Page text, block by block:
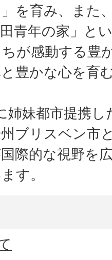
を育み、また
青年の家」と
が感動する豊
豊かな心を育
姉妹都市提携
ブリスベン市
際的な視野を
す。